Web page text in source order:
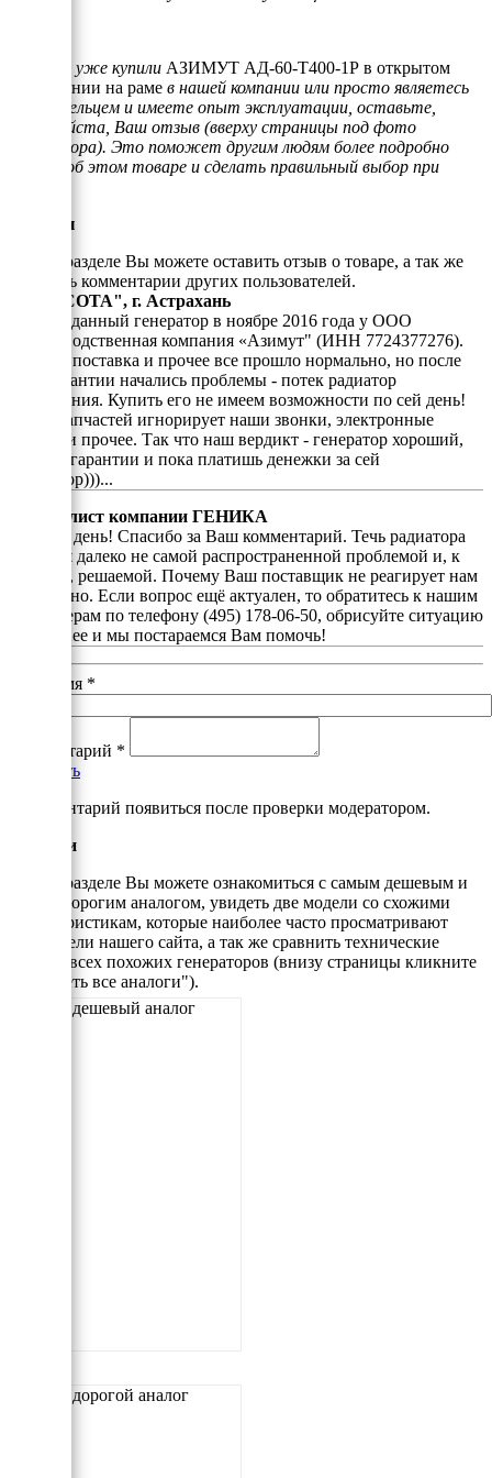
Если Вы уже купили АЗИМУТ АД-60-Т400-1Р в открытом
исполнении на раме в нашей компании или просто являетесь
его владельцем и имеете опыт эксплуатации, оставьте,
пожалуйста, Ваш отзыв (вверху страницы под фото
генератора). Это поможет другим людям более подробно
узнать об этом товаре и сделать правильный выбор при
Отзывы
В этом разделе Вы можете оставить отзыв о товаре, а так же
почитать комментарии других пользователей.
ООО "СОТА", г. Астрахань
Купили данный генератор в ноябре 2016 года у ООО
"Производственная компания «Азимут" (ИНН 7724377276).
Оплата, поставка и прочее все прошло нормально, но после
года гарантии начались проблемы - потек радиатор
охлаждения. Купить его не имеем возможности по сей день!
Отдел запчастей игнорирует наши звонки, электронные
письма и прочее. Так что наш вердикт - генератор хороший,
пока на гарантии и пока платишь денежки за сей
генератор)))...
Специалист компании ГЕНИКА
Добрый день! Спасибо за Ваш комментарий. Течь радиатора
является далеко не самой распространенной проблемой и, к
счастью, решаемой. Почему Ваш поставщик не реагирует нам
непонятно. Если вопрос ещё актуален, то обратитесь к нашим
менеджерам по телефону (495) 178-06-50, обрисуйте ситуацию
подробнее и мы постараемся Вам помочь!
Ваше имя *
Комментарий *
Добавить
*Комментарий появиться после проверки модератором.
Аналоги
В этом разделе Вы можете ознакомиться с самым дешевым и
самым дорогим аналогом, увидеть две модели со схожими
характеристикам, которые наиболее часто просматривают
посетители нашего сайта, а так же сравнить технические
данные всех похожих генераторов (внизу страницы кликните
"Смотреть все аналоги").
Самый дешевый аналог
Самый дорогой аналог